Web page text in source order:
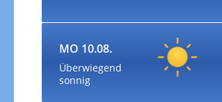
MO 10.08.
Überwiegend
sonnig